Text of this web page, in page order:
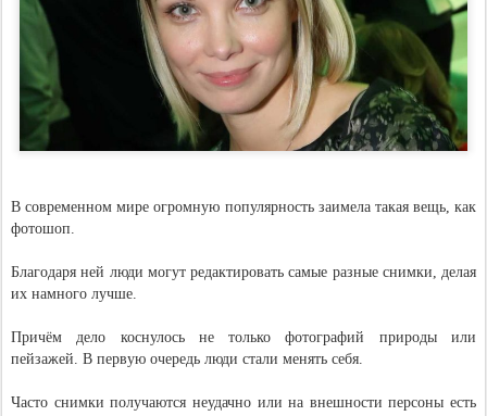
В современном мире огромную популярность заимела такая вещь, как
фотошоп.
Благодаря ней люди могут редактировать самые разные снимки, делая
их намного лучше.
Причём дело коснулось не только фотографий природы или
пейзажей. В первую очередь люди стали менять себя.
Часто снимки получаются неудачно или на внешности персоны есть